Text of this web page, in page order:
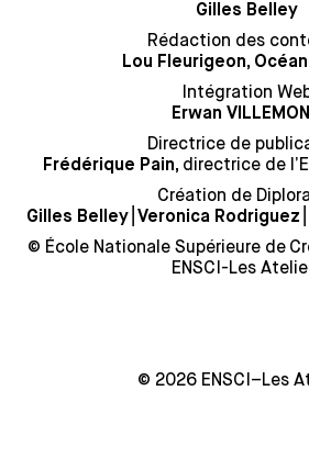
Gilles Belley
Rédaction des
Lou Fleurigeon,
Intégration
Erwan
Directrice de
Frédérique Pain, directrice de
Création de
Gilles Belley Veronica Rodriguez
© École Nationale Supérieure de
ENSCI-Les
© 2026 ENSCI–Les